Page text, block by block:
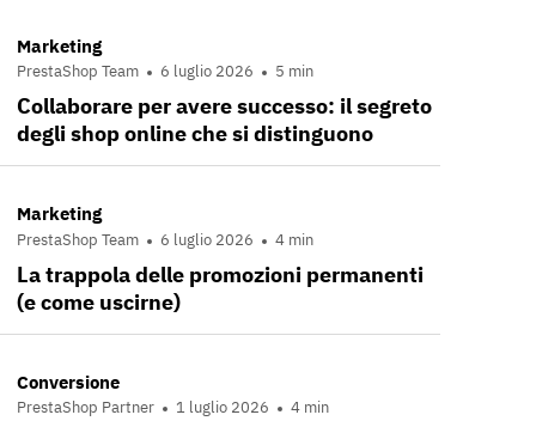
Marketing
PrestaShop Team 6 luglio 2026 5 min
Collaborare per avere successo: il segreto
degli shop online che si distinguono
Marketing
PrestaShop Team 6 luglio 2026 4 min
La trappola delle promozioni permanenti
(e come uscirne)
Conversione
PrestaShop Partner 1 luglio 2026 4 min